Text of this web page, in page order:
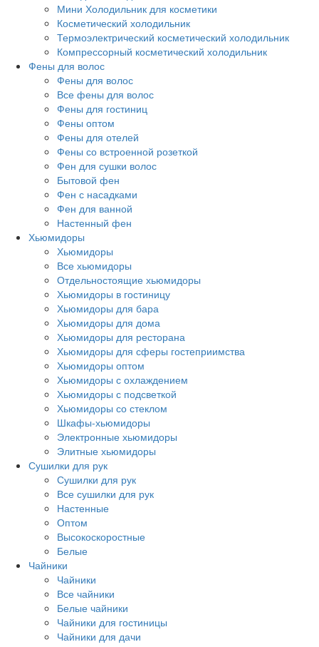
Мини Холодильник для косметики
Косметический холодильник
Термоэлектрический косметический холодильник
Компрессорный косметический холодильник
Фены для волос
Фены для волос
Все фены для волос
Фены для гостиниц
Фены оптом
Фены для отелей
Фены со встроенной розеткой
Фен для сушки волос
Бытовой фен
Фен с насадками
Фен для ванной
Настенный фен
Хьюмидоры
Хьюмидоры
Все хьюмидоры
Отдельностоящие хьюмидоры
Хьюмидоры в гостиницу
Хьюмидоры для бара
Хьюмидоры для дома
Хьюмидоры для ресторана
Хьюмидоры для сферы гостеприимства
Хьюмидоры оптом
Хьюмидоры с охлаждением
Хьюмидоры с подсветкой
Хьюмидоры со стеклом
Шкафы-хьюмидоры
Электронные хьюмидоры
Элитные хьюмидоры
Сушилки для рук
Сушилки для рук
Все сушилки для рук
Настенные
Оптом
Высокоскоростные
Белые
Чайники
Чайники
Все чайники
Белые чайники
Чайники для гостиницы
Чайники для дачи